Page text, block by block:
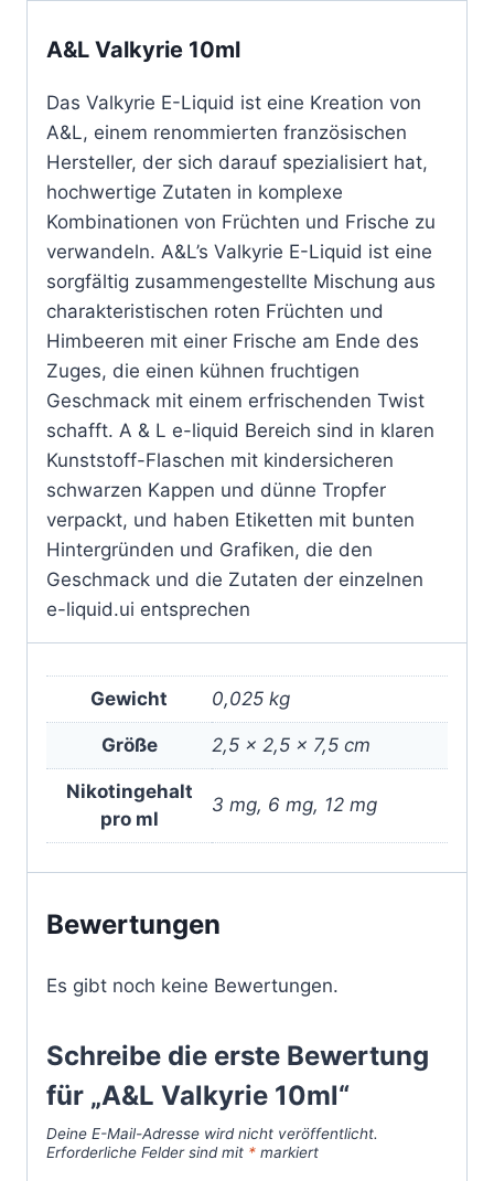
A&L Valkyrie 10ml
Das Valkyrie E-Liquid ist eine Kreation von
A&L, einem renommierten französischen
Hersteller, der sich darauf spezialisiert hat,
hochwertige Zutaten in komplexe
Kombinationen von Früchten und Frische zu
verwandeln. A&L’s Valkyrie E-Liquid ist eine
sorgfältig zusammengestellte Mischung aus
charakteristischen roten Früchten und
Himbeeren mit einer Frische am Ende des
Zuges, die einen kühnen fruchtigen
Geschmack mit einem erfrischenden Twist
schafft. A & L e-liquid Bereich sind in klaren
Kunststoff-Flaschen mit kindersicheren
schwarzen Kappen und dünne Tropfer
verpackt, und haben Etiketten mit bunten
Hintergründen und Grafiken, die den
Geschmack und die Zutaten der einzelnen
e-liquid.ui entsprechen
Gewicht 0,025 kg
Größe 2,5 × 2,5 × 7,5 cm
Nikotingehalt
pro ml
3 mg, 6 mg, 12 mg
Bewertungen
Es gibt noch keine Bewertungen.
Schreibe die erste Bewertung
für „A&L Valkyrie 10ml“
Deine E-Mail-Adresse wird nicht veröffentlicht.
Erforderliche Felder sind mit * markiert